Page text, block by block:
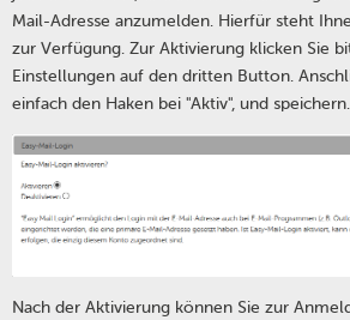
Mail-Adresse anzumelden. Hierfür steht
zur Verfügung. Zur Aktivierung klicken Sie
Einstellungen auf den dritten Button.
einfach den Haken bei "Aktiv", und speichern.
Nach der Aktivierung können Sie zur